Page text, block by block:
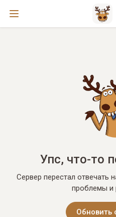
Упс, что-то
Сервер перестал отвечать
проблемы и
Обновить